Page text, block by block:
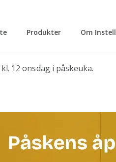
Produkter Om Instell
12 onsdag i påskeuka.